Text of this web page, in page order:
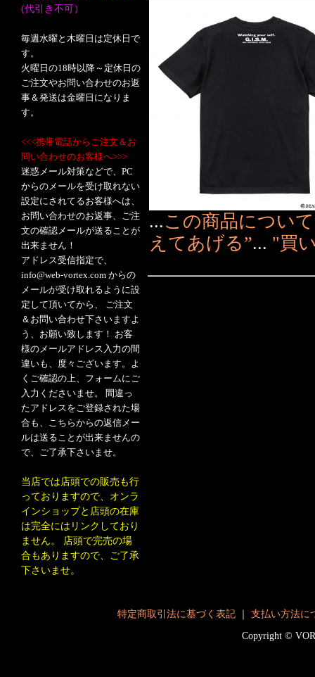
(代引き不可）
毎週水曜と木曜日は定休日で
す。
火曜日の18時以降～定休日の
ご注文やお問い合わせのお返
事＆発送は金曜日になりま
す。
<<<携帯電話からご注文＆お
問い合わせのお客様へ>>>
迷惑メール対策などで、PC
からのメールを受け取れない
設定にされてるお客様へは、
お問い合わせのお返事、ご注
文の確認メールが送ることが
出来ません！
アドレス受信指定で、
info@web-vortex.com からの
メールが受け取れるように設
定して頂いてから、 ご注文
＆お問い合わせ下さいますよ
う、お願い致します！ お客
様のメールアドレス入力の間
違いも、度々ございます。よ
くご確認の上、フォームにご
入力くださいませ。 間違っ
たアドレスをご登録された場
合も、こちらからの返信メー
ルは送ることが出来ませんの
で、ご了承下さいませ。
当店では店頭での販売も行
っておりますので、オンラ
インショップと店頭の在庫
は完全にはリンクしており
ません。 店頭で完売の場
合もありますので、ご了承
下さいませ。
...この商品につい
えてあげる”... "買
特定商取引法に基づく表記｜ 支払い方法に
Copyright ©